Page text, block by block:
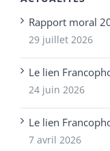
Rapport moral
29 juillet 2026
Le lien
24 juin 2026
Le lien
7 avril 2026